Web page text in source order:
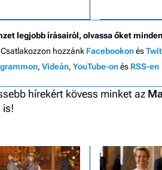
legjobb írásairól, olvassa őket
Csatlakozzon hozzánk Facebookonés
, Videán, YouTube-onés RSS-en
hírekért kövess minket az
is!